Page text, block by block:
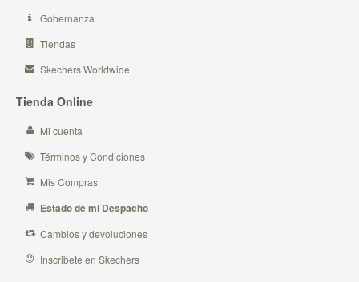
Gobernanza
Tiendas
Skechers Worldwide
Tienda Online
Mi cuenta
Términos y Condiciones
Mis Compras
Estado de mi Despacho
Cambios y devoluciones
Inscribete en Skechers